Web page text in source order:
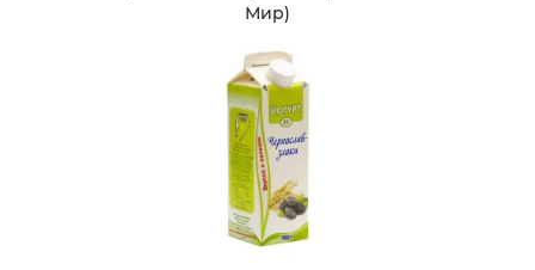
Мир)